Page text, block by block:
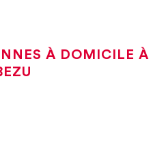
À DOMICILE À